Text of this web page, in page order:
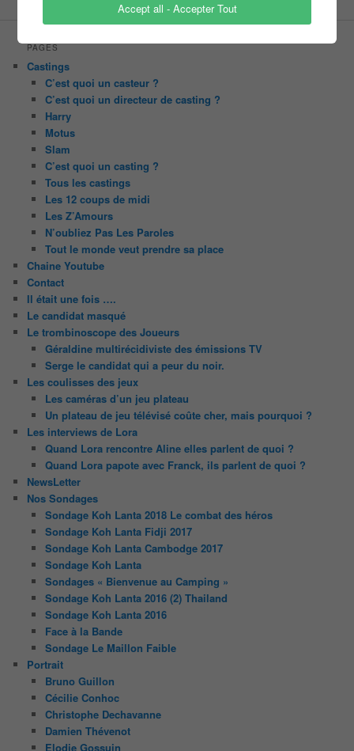
PAGES
Castings
C’est quoi un casteur ?
C’est quoi un directeur de casting ?
Harry
Motus
Slam
C’est quoi un casting ?
Tous les castings
Les 12 coups de midi
Les Z’Amours
N’oubliez Pas Les Paroles
Tout le monde veut prendre sa place
Chaine Youtube
Contact
Il était une fois ….
Le candidat masqué
Le trombinoscope des Joueurs
Géraldine multirécidiviste des émissions TV
Serge le candidat qui a peur du noir.
Les coulisses des jeux
Les caméras d’un jeu plateau
Un plateau de jeu télévisé coûte cher, mais pourquoi ?
Les interviews de Lora
Quand Lora rencontre Aline elles parlent de quoi ?
Quand Lora papote avec Franck, ils parlent de quoi ?
NewsLetter
Nos Sondages
Sondage Koh Lanta 2018 Le combat des héros
Sondage Koh Lanta Fidji 2017
Sondage Koh Lanta Cambodge 2017
Sondage Koh Lanta
Sondages « Bienvenue au Camping »
Sondage Koh Lanta 2016 (2) Thailand
Sondage Koh Lanta 2016
Face à la Bande
Sondage Le Maillon Faible
Portrait
Bruno Guillon
Cécilie Conhoc
Christophe Dechavanne
Damien Thévenot
Elodie Gossuin
Accept all - Accepter Tout